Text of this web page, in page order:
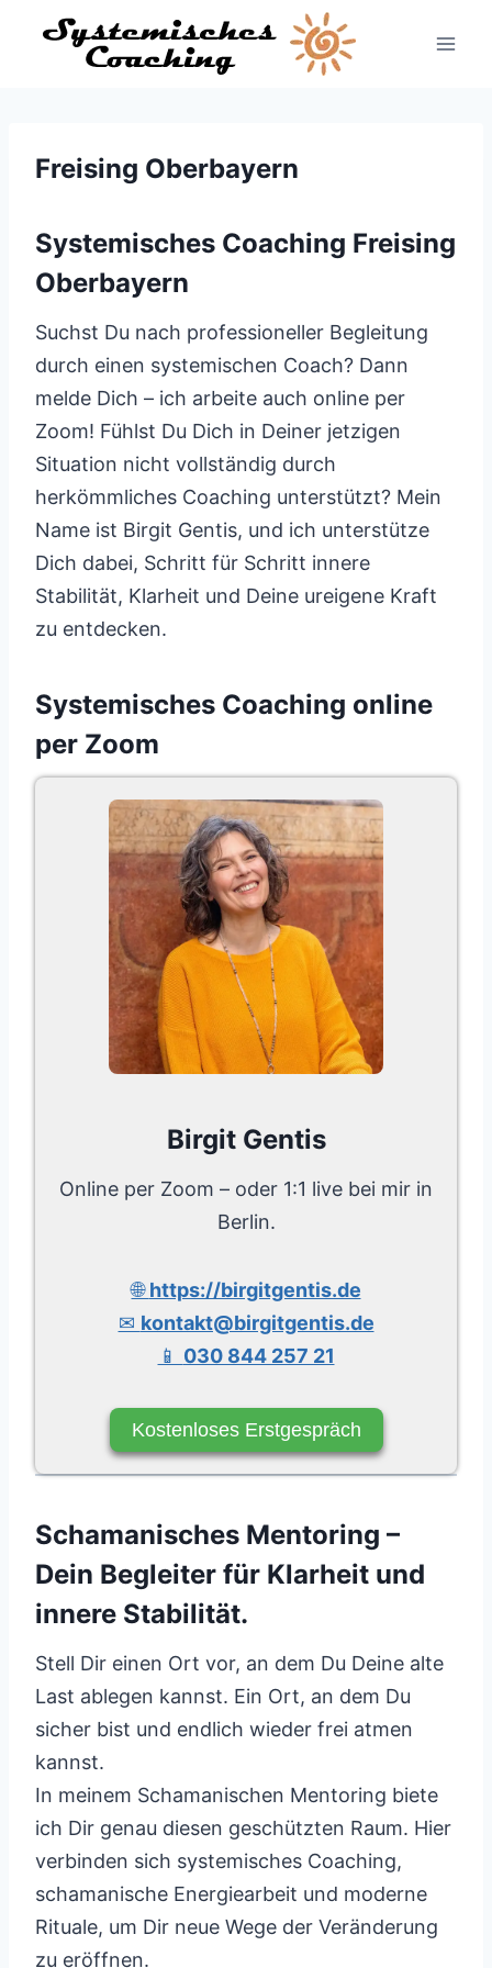
Inhalt
Freising Oberbayern
Systemisches Coaching Freising
Oberbayern
Suchst Du nach professioneller Begleitung
durch einen systemischen Coach? Dann
melde Dich – ich arbeite auch online per
Zoom! Fühlst Du Dich in Deiner jetzigen
Situation nicht vollständig durch
herkömmliches Coaching unterstützt? Mein
Name ist Birgit Gentis, und ich unterstütze
Dich dabei, Schritt für Schritt innere
Stabilität, Klarheit und Deine ureigene Kraft
zu entdecken.
Systemisches Coaching online
per Zoom
Birgit Gentis
Online per Zoom – oder 1:1 live bei mir in
Berlin.
🌐https://birgitgentis.de
✉ kontakt@birgitgentis.de
📱 030 844 257 21
Kostenloses Erstgespräch
Schamanisches Mentoring –
Dein Begleiter für Klarheit und
innere Stabilität.
Stell Dir einen Ort vor, an dem Du Deine alte
Last ablegen kannst. Ein Ort, an dem Du
sicher bist und endlich wieder frei atmen
kannst.
In meinem Schamanischen Mentoring biete
ich Dir genau diesen geschützten Raum. Hier
verbinden sich systemisches Coaching,
schamanische Energiearbeit und moderne
Rituale, um Dir neue Wege der Veränderung
zu eröffnen.